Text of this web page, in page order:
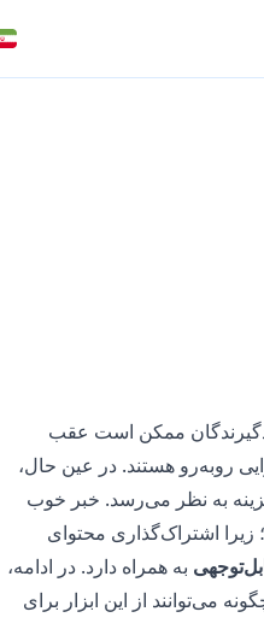
ممکن است عقب
روبه‌رو هستند. در عین حال،
به نظر می‌رسد. خبر خوب
اشتراک‌گذاری محتوای
به همراه دارد. در ادامه،
می‌توانند از این ابزار برای